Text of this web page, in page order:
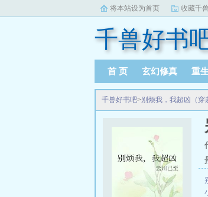
将本站设为首页 收藏千
千兽好书
首 页 玄幻修真 重
千兽好书吧>别烦我，我超凶（穿